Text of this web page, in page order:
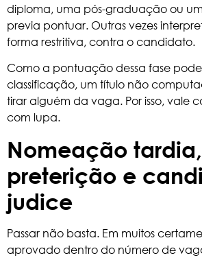
diploma, uma pós-graduação ou
previa pontuar. Outras vezes
forma restritiva, contra o candidato.
Como a pontuação dessa fase
classificação, um título não
tirar alguém da vaga. Por isso, vale
com lupa.
Nomeação tardia,
preterição e
judice
Passar não basta. Em muitos
aprovado dentro do número de